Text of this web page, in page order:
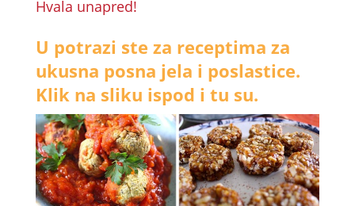
Hvala unapred!
U potrazi ste za receptima za
ukusna posna jela i poslastice.
Klik na sliku ispod i tu su.